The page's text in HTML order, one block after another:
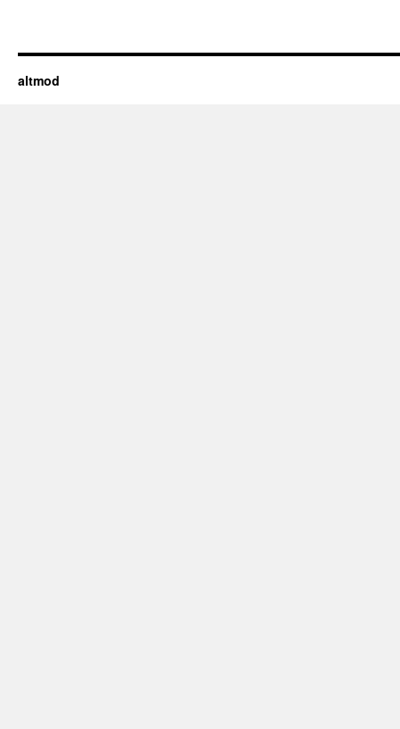
altmod